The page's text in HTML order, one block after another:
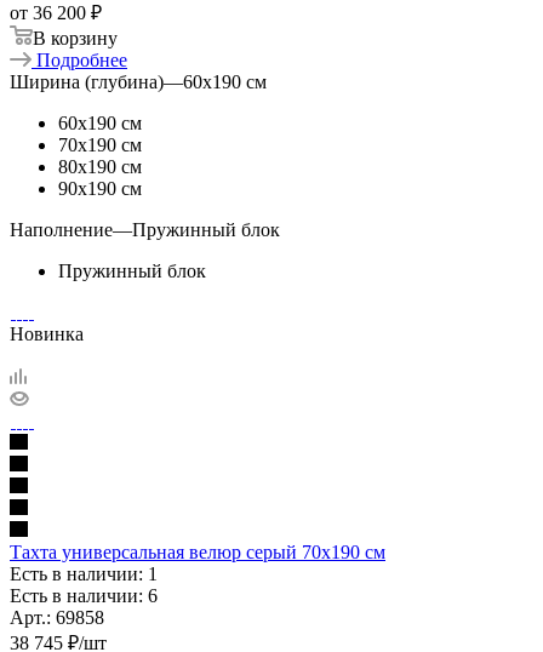
от 36 200 ₽
В корзину
Подробнее
Ширина (глубина)—60х190 см
60х190 см
70х190 см
80х190 см
90х190 см
Наполнение—Пружинный блок
Пружинный блок
Новинка
Тахта универсальная велюр серый 70х190 см
Есть в наличии: 1
Есть в наличии: 6
Арт.: 69858
38 745 ₽/шт